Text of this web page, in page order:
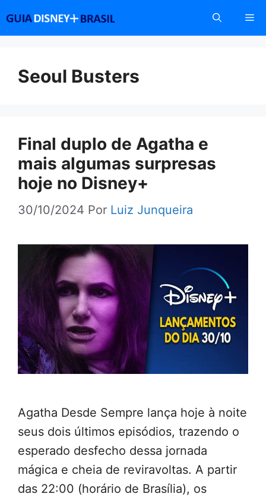
conteúdo
Seoul Busters
Final duplo de Agatha e
mais algumas surpresas
hoje no Disney+
30/10/2024 Por Luiz Junqueira
Agatha Desde Sempre lança hoje à noite
seus dois últimos episódios, trazendo o
esperado desfecho dessa jornada
mágica e cheia de reviravoltas. A partir
das 22:00 (horário de Brasília), os